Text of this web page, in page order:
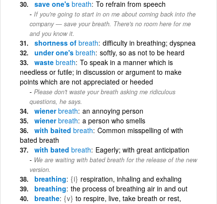
save one's breath To refrain from speech
If you're going to start in on me about coming back into the
company — save your breath. There's no room here for me
and you know it.
shortness of breath difficulty in breathing; dyspnea
under one's breath softly, so as not to be heard
waste breath To speak in a manner which is
needless or futile; in discussion or argument to make
points which are not appreciated or heeded
Please don't waste your breath asking me ridiculous
questions, he says.
wienerbreath an annoying person
wienerbreath a person who smells
with baited breath Common misspelling of with
bated breath
with bated breath Eagerly; with great anticipation
We are waiting with bated breath for the release of the new
version.
breathing {i} respiration, inhaling and exhaling
breathing the process of breathing air in and out
breathe {v} to respire, live, take breath or rest,